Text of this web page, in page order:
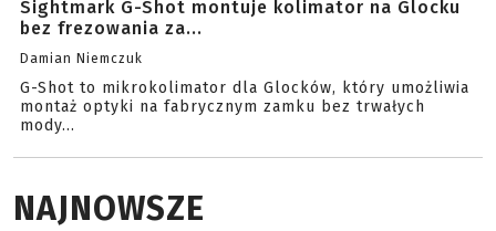
Sightmark G-Shot montuje kolimator na Glocku
bez frezowania za...
Damian Niemczuk
G-Shot to mikrokolimator dla Glocków, który umożliwia
montaż optyki na fabrycznym zamku bez trwałych
mody...
NAJNOWSZE